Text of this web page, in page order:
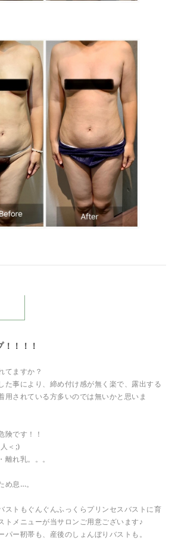
！！！
てますか？
た事により、締め付け感が無く楽で、露出する
用されている方多いのでは無いかと思いま
険です！！
＜;)
れ乳。。。
め息…。
ストもぐんぐんふっくらプリンセスバストに育
トメニューが当サロンご用意ございます♪
ー靭帯も、産後のしょんぼりバストも。